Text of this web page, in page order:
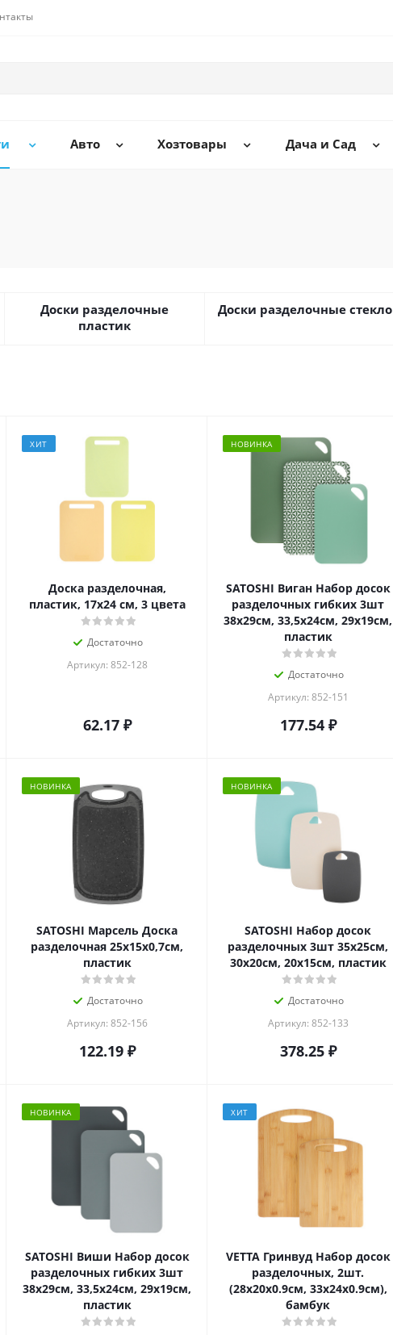
Авто Хозтовары Дача и Сад
Доски разделочные
пластик
Доски разделочные стекло
ХИТ
Доска разделочная,
пластик, 17х24 см, 3 цвета
Достаточно
Артикул: 852-128
62.17₽
НОВИНКА
SATOSHI Виган Набор досок
разделочных гибких 3шт
38х29см, 33,5х24см, 29х19см,
пластик
Достаточно
Артикул: 852-151
177.54₽
НОВИНКА
SATOSHI Марсель Доска
разделочная 25х15х0,7см,
пластик
Достаточно
Артикул: 852-156
122.19₽
НОВИНКА
SATOSHI Набор досок
разделочных 3шт 35х25см,
30х20см, 20х15см, пластик
Достаточно
Артикул: 852-133
378.25₽
НОВИНКА
SATOSHI Виши Набор досок
разделочных гибких 3шт
38х29см, 33,5х24см, 29х19см,
пластик
ХИТ
VETTA Гринвуд Набор досок
разделочных, 2шт.
(28х20х0.9см, 33х24х0.9см),
бамбук